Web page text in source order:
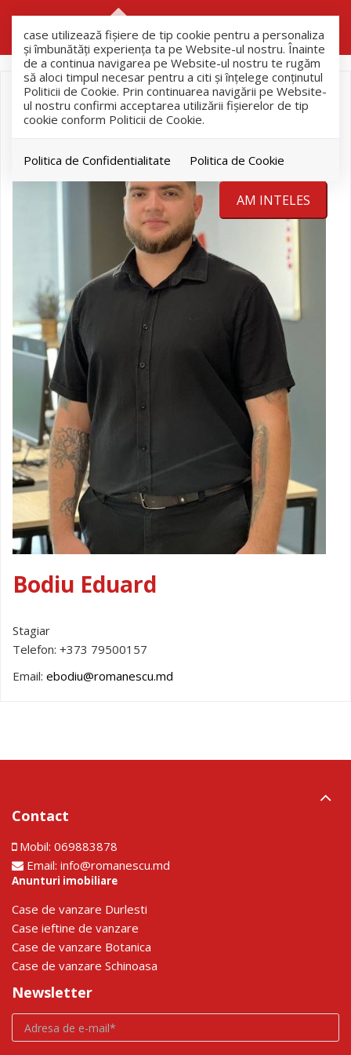
case utilizează fişiere de tip cookie pentru a personaliza
și îmbunătăți experiența ta pe Website-ul nostru. Înainte
de a continua navigarea pe Website-ul nostru te rugăm
să aloci timpul necesar pentru a citi și înțelege conținutul
Politicii de Cookie. Prin continuarea navigării pe Website-
ul nostru confirmi acceptarea utilizării fişierelor de tip
cookie conform Politicii de Cookie.
Politica de Confidentialitate Politica de Cookie
AM INTELES
Bodiu Eduard
Stagiar
Telefon: +373 79500157
Email: ebodiu@romanescu.md
Contact
Mobil: 069883878
Email: info@romanescu.md
Anunturi imobiliare
Сase de vanzare Durlesti
Сase ieftine de vanzare
Сase de vanzare Botanica
Сase de vanzare Schinoasa
Newsletter